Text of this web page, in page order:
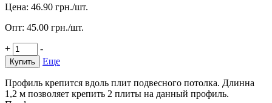
Цена: 46.90 грн./шт.
Опт: 45.00 грн./шт.
+ -
Купить Еще
Профиль крепится вдоль плит подвесного потолка. Длинна
1,2 м позволяет крепить 2 плиты на данный профиль.